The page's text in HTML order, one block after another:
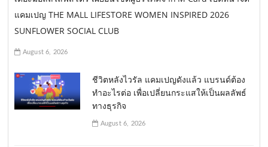
nแคมเปญ THE MALL LIFESTORE WOMEN INSPIRED 2026
SUNFLOWER SOCIAL CLUB
August 6, 2026
ชีวิตหลังไวรัล แคมเปญดังแล้ว แบรนด์ต้อง
ทำอะไรต่อ เพื่อเปลี่ยนกระแสให้เป็นผลลัพธ์
ทางธุรกิจ
August 6, 2026